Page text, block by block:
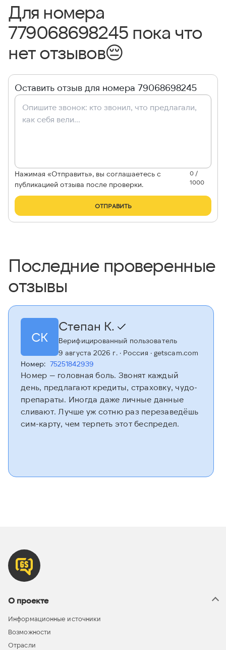
Для номера
779068698245 пока что
нет отзывов😔
Оставить отзыв для номера 79068698245
Нажимая «Отправить», вы соглашаетесь с
публикацией отзыва после проверки.
0 /
1000
ОТПРАВИТЬ
Последние проверенные
отзывы
СК
Степан К.
Верифицированный пользователь
9 августа 2026 г.· Россия · getscam.com
Номер: 75251842939
Номер — головная боль. Звонят каждый
день, предлагают кредиты, страховку, чудо-
препараты. Иногда даже личные данные
сливают. Лучше уж сотню раз перезаведёшь
сим-карту, чем терпеть этот беспредел.
О проекте
Информационные источники
Возможности
Отрасли